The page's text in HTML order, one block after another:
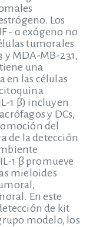
Los
- α exógeno no
tumorales
y MDA-MB-231,
una
en las células
citoquina
1 β) incluyen
y DCs,
del
de la detección
1 β promueve
mieloides
En este
de kit
modelo, los